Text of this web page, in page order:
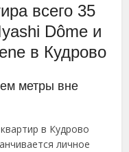
всего 35
Dôme и
в Кудрово
метры вне
в Кудрово
личное